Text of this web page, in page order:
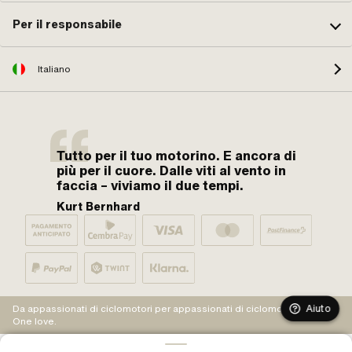
Per il responsabile
Italiano
Tutto per il tuo motorino. E ancora di
più per il cuore. Dalle viti al vento in
faccia – viviamo il due tempi.
Kurt Bernhard
Da appassionati di ciclomotori per appassionati di ciclomotori.
One love.
Aiuto